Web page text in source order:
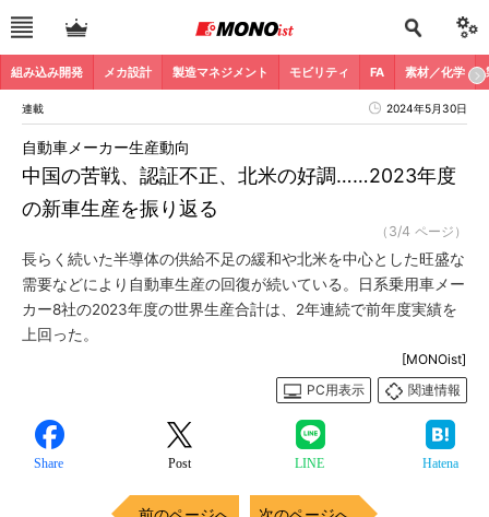
組み込み開発 メカ設計 製造マネジメント モビリティ FA 素材／化学
連載 2024年5月30日
中国の苦戦、認証不正、北米の好調……2023年度
の新車生産を振り返る
自動車メーカー生産動向
（3/4 ページ）
長らく続いた半導体の供給不足の緩和や北米を中心とした旺盛な
需要などにより自動車生産の回復が続いている。日系乗用車メー
カー8社の2023年度の世界生産合計は、2年連続で前年度実績を
上回った。
[MONOist]
PC用表示
関連情報
Share Post LINE Hatena